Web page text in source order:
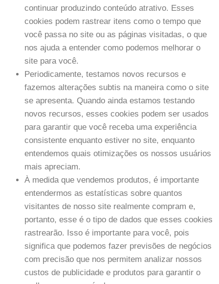
continuar produzindo conteúdo atrativo. Esses
cookies podem rastrear itens como o tempo que
você passa no site ou as páginas visitadas, o que
nos ajuda a entender como podemos melhorar o
site para você.
Periodicamente, testamos novos recursos e
fazemos alterações subtis na maneira como o site
se apresenta. Quando ainda estamos testando
novos recursos, esses cookies podem ser usados ​​
para garantir que você receba uma experiência
consistente enquanto estiver no site, enquanto
entendemos quais otimizações os nossos usuários
mais apreciam.
À medida que vendemos produtos, é importante
entendermos as estatísticas sobre quantos
visitantes de nosso site realmente compram e,
portanto, esse é o tipo de dados que esses cookies
rastrearão. Isso é importante para você, pois
significa que podemos fazer previsões de negócios
com precisão que nos permitem analizar nossos
custos de publicidade e produtos para garantir o